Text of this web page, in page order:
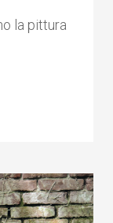
la pittura